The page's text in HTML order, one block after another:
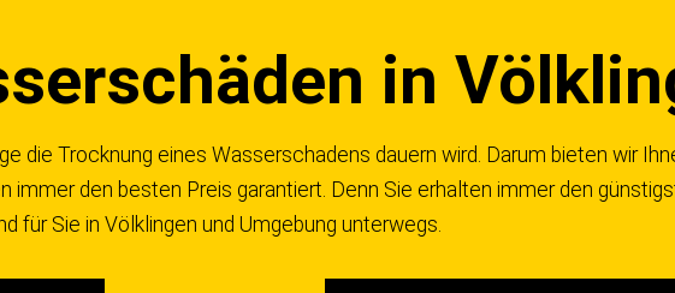
in
die Trocknung eines Wasserschadens dauern wird. Darum bieten wir
immer den besten Preis garantiert. Denn Sie erhalten immer den
für Sie in Völklingen und Umgebung unterwegs.